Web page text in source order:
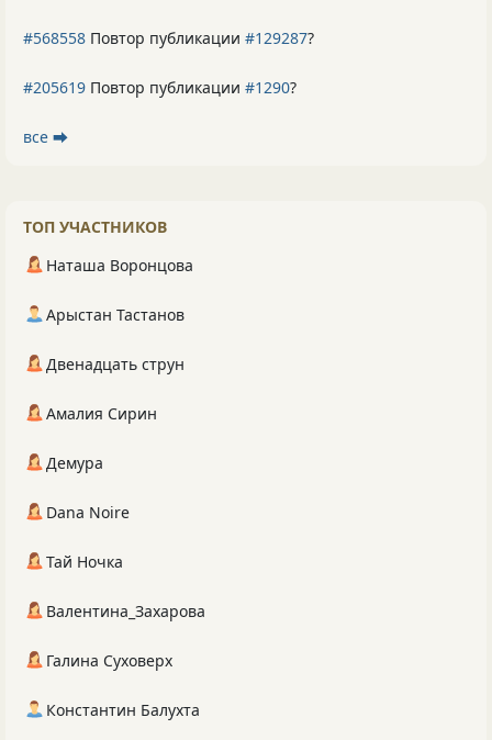
#568558 Повтор публикации #129287?
#205619 Повтор публикации #1290?
все ⮕
ТОП УЧАСТНИКОВ
Наташа Воронцова
Арыстан Тастанов
Двенадцать струн
Амалия Сирин
Демура
Dana Noire
Тай Ночка
Валентина_Захарова
Галина Суховерх
Константин Балухта